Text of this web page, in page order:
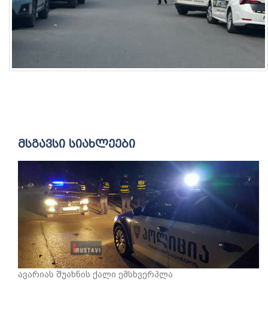
მსგავსი სიახლეები
ავარიას შუახნის ქალი ემსხვერპლა